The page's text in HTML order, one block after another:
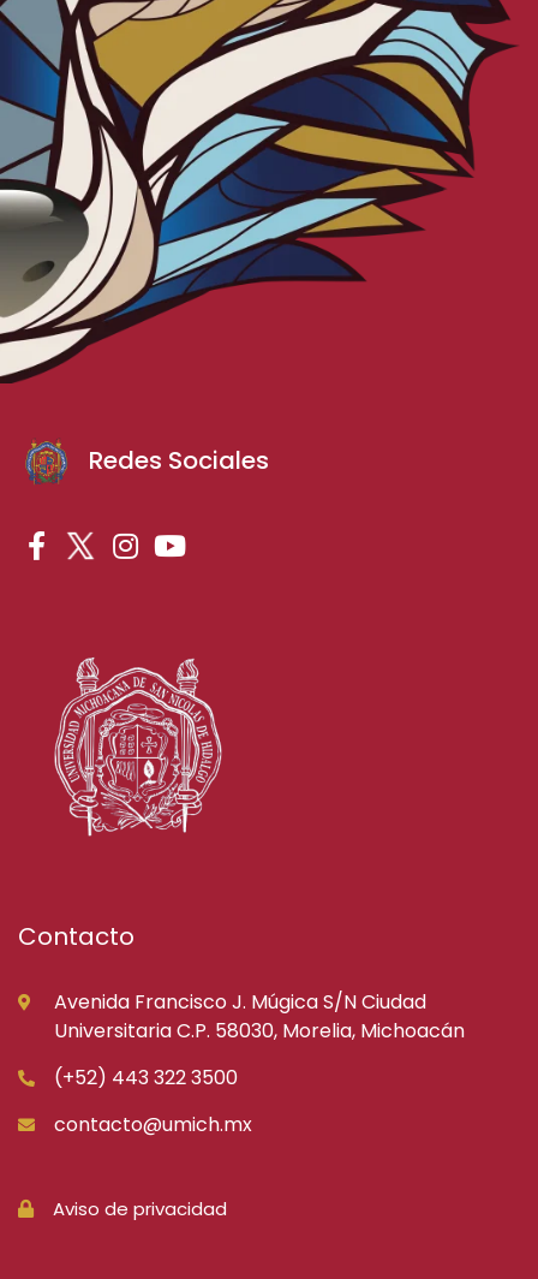
Redes Sociales
Contacto
Avenida Francisco J. Múgica S/N Ciudad
Universitaria C.P. 58030, Morelia, Michoacán
(+52) 443 322 3500
contacto@umich.mx
Aviso de privacidad